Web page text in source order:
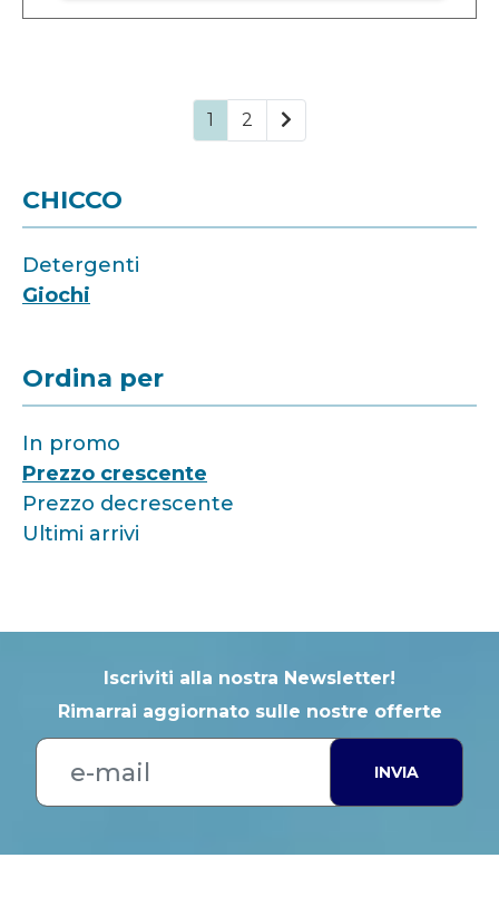
CHICCO
Detergenti
Giochi
Ordina per
In promo
Prezzo crescente
Prezzo decrescente
Ultimi arrivi
1 2
Iscriviti alla nostra Newsletter!
Rimarrai aggiornato sulle nostre offerte
INVIA